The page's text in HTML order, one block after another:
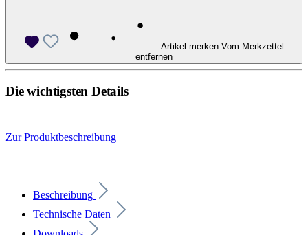
Artikel merken Vom Merkzettel
entfernen
Die wichtigsten Details
Zur Produktbeschreibung
Beschreibung
Technische Daten